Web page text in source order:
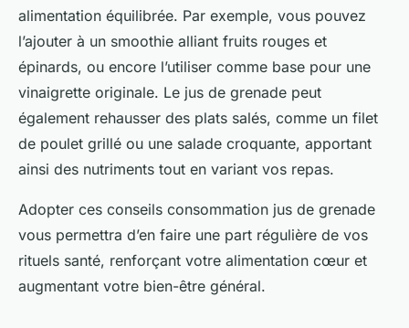
alimentation équilibrée. Par exemple, vous pouvez
l’ajouter à un smoothie alliant fruits rouges et
épinards, ou encore l’utiliser comme base pour une
vinaigrette originale. Le jus de grenade peut
également rehausser des plats salés, comme un filet
de poulet grillé ou une salade croquante, apportant
ainsi des nutriments tout en variant vos repas.
Adopter ces conseils consommation jus de grenade
vous permettra d’en faire une part régulière de vos
rituels santé, renforçant votre alimentation cœur et
augmentant votre bien-être général.